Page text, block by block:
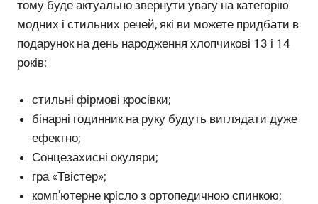
тому буде актуально звернути увагу на категорію
модних і стильних речей, які ви можете придбати в
подарунок на день народження хлопчикові 13 і 14
років:
стильні фірмові кросівки;
бінарні годинник на руку будуть виглядати дуже
ефектно;
Сонцезахисні окуляри;
гра «Твістер»;
комп’ютерне крісло з ортопедичною спинкою;